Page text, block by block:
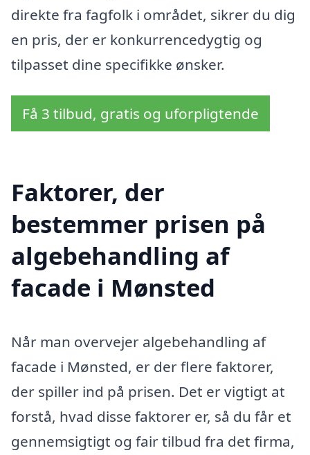
direkte fra fagfolk i området, sikrer du dig
en pris, der er konkurrencedygtig og
tilpasset dine specifikke ønsker.
Få 3 tilbud, gratis og uforpligtende
Faktorer, der
bestemmer prisen på
algebehandling af
facade i Mønsted
Når man overvejer algebehandling af
facade i Mønsted, er der flere faktorer,
der spiller ind på prisen. Det er vigtigt at
forstå, hvad disse faktorer er, så du får et
gennemsigtigt og fair tilbud fra det firma,